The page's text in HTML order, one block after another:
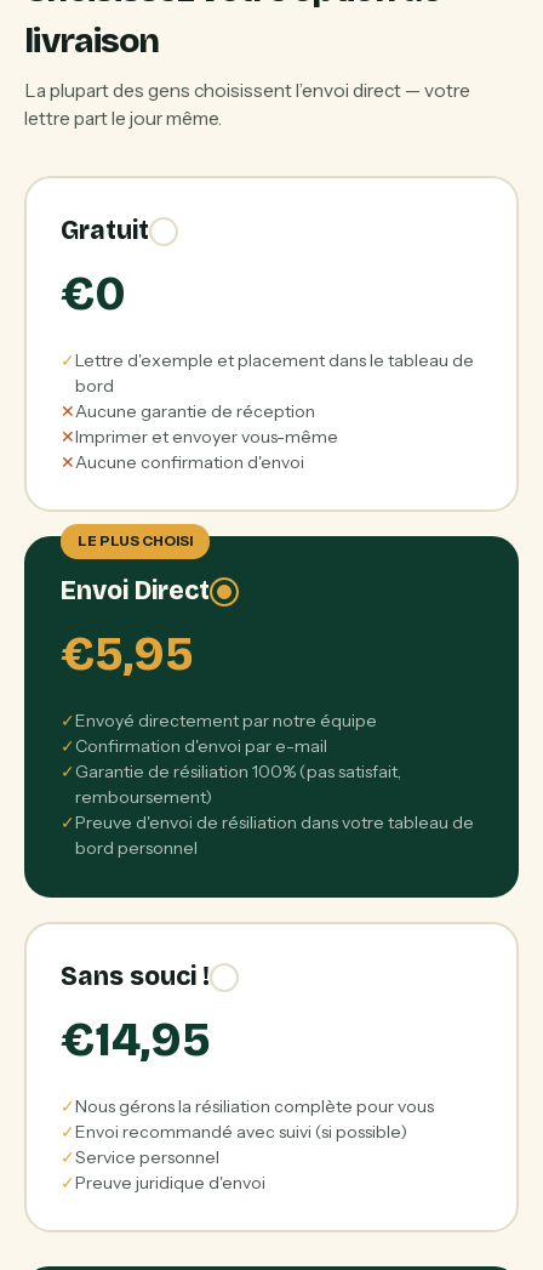
livraison
La plupart des gens choisissent l’envoi direct — votre
lettre part le jour même.
Gratuit
€0
✓Lettre d'exemple et placement dans le tableau de
bord
✕Aucune garantie de réception
✕Imprimer et envoyer vous-même
✕Aucune confirmation d'envoi
LE PLUS CHOISI
Envoi Direct
€5,95
✓Envoyé directement par notre équipe
✓Confirmation d'envoi par e-mail
✓Garantie de résiliation 100% (pas satisfait,
remboursement)
✓Preuve d'envoi de résiliation dans votre tableau de
bord personnel
Sans souci !
€14,95
✓Nous gérons la résiliation complète pour vous
✓Envoi recommandé avec suivi (si possible)
✓Service personnel
✓Preuve juridique d'envoi